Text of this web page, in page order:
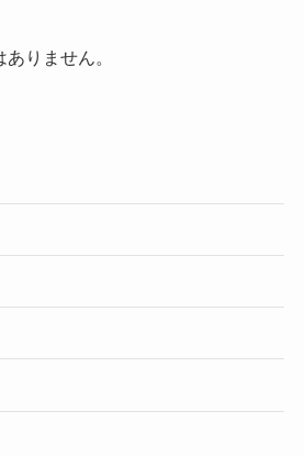
りません。